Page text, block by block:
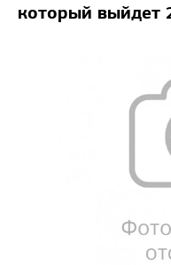
который выйдет